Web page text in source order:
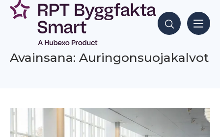
Siirry
sisältöön
Hae sisältöjä
Avainsana: Auringonsuojakalvot